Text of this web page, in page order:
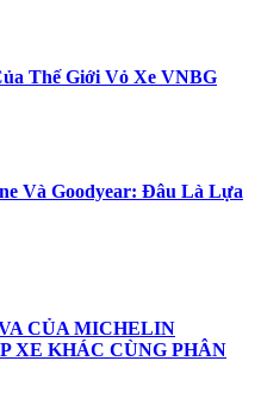
Thế Giới Vỏ Xe VNBG
Và Goodyear: Đâu Là Lựa
CỦA MICHELIN
XE KHÁC CÙNG PHÂN